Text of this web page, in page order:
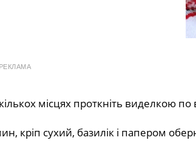
РЕКЛАМА
місцях проткніть виделкою по
кріп сухий, базилік і папером